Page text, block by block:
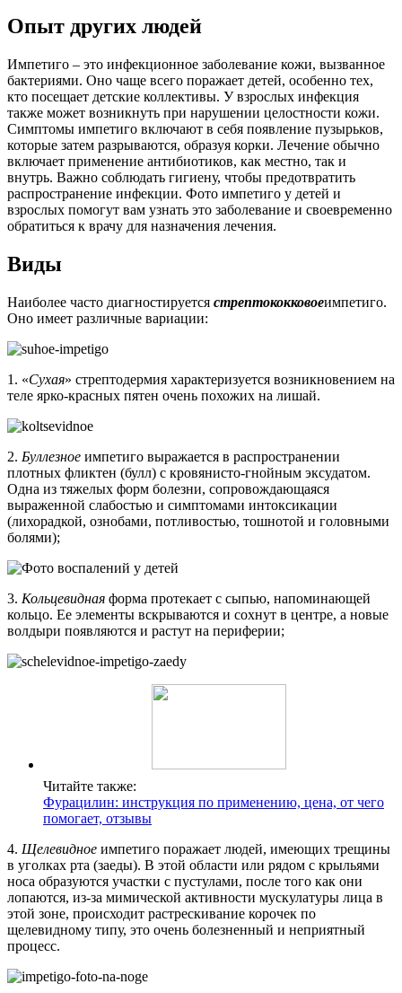
Опыт других людей
Импетиго – это инфекционное заболевание кожи, вызванное
бактериями. Оно чаще всего поражает детей, особенно тех,
кто посещает детские коллективы. У взрослых инфекция
также может возникнуть при нарушении целостности кожи.
Симптомы импетиго включают в себя появление пузырьков,
которые затем разрываются, образуя корки. Лечение обычно
включает применение антибиотиков, как местно, так и
внутрь. Важно соблюдать гигиену, чтобы предотвратить
распространение инфекции. Фото импетиго у детей и
взрослых помогут вам узнать это заболевание и своевременно
обратиться к врачу для назначения лечения.
Виды
Наиболее часто диагностируется стрептококковоеимпетиго.
Оно имеет различные вариации:
1. «Сухая» стрептодермия характеризуется возникновением на
теле ярко-красных пятен очень похожих на лишай.
2. Буллезное импетиго выражается в распространении
плотных фликтен (булл) с кровянисто-гнойным эксудатом.
Одна из тяжелых форм болезни, сопровождающаяся
выраженной слабостью и симптомами интоксикации
(лихорадкой, ознобами, потливостью, тошнотой и головными
болями);
3. Кольцевидная форма протекает с сыпью, напоминающей
кольцо. Ее элементы вскрываются и сохнут в центре, а новые
волдыри появляются и растут на периферии;
Читайте также:
Фурацилин: инструкция по применению, цена, от чего
помогает, отзывы
4. Щелевидное импетиго поражает людей, имеющих трещины
в уголках рта (заеды). В этой области или рядом с крыльями
носа образуются участки с пустулами, после того как они
лопаются, из-за мимической активности мускулатуры лица в
этой зоне, происходит растрескивание корочек по
щелевидному типу, это очень болезненный и неприятный
процесс.